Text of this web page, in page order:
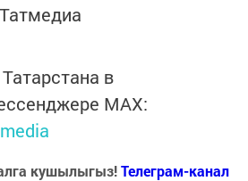
Татмедиа
в
MАХ:
кушылыгыз!Телеграм-канал